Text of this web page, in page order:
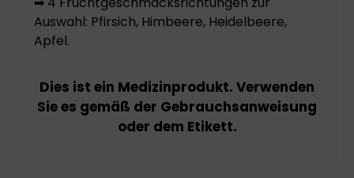
Auswahl: Pfirsich, Himbeere, Heidelbeere,
Apfel.
Dies ist ein Medizinprodukt. Verwenden
Sie es gemäß der Gebrauchsanweisung
oder dem Etikett.